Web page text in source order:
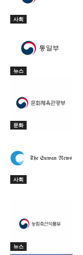
사회
뉴스
문화
사회
뉴스